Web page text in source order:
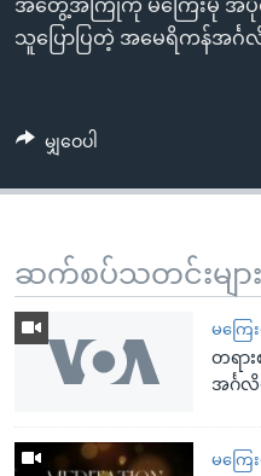
သို့
ကျော်
အတွေ့အကြုံကို မကြေးမုံ အပိုင်
သူပြောပြတဲ့ အမေရိကန်အင်္
မျှဝေပါ
ဆက်စပ်သတင်းများ
မကြေ
တရား
အင်္ဂလိ
မကြေ